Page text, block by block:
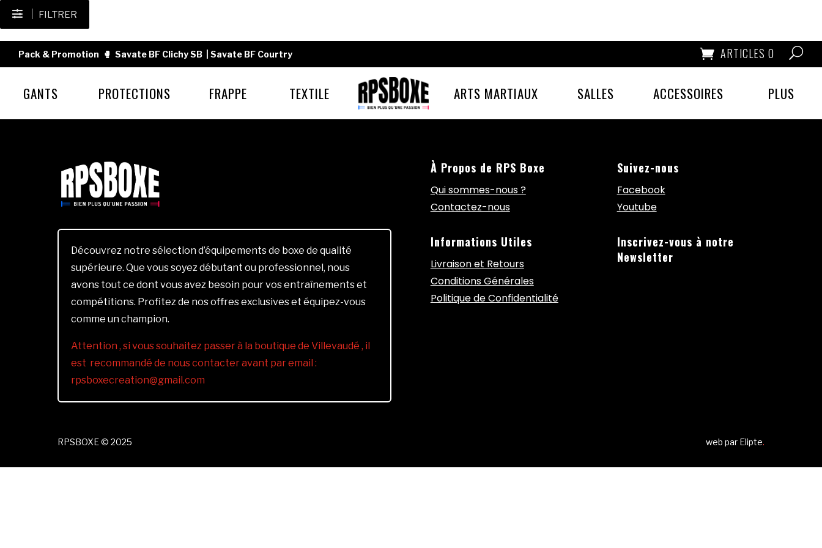
FILTRER
Pack & Promotion 🥊 Savate BF Clichy SB Savate BF Courtry ARTICLES 0
GANTS PROTECTIONS FRAPPE TEXTILE ARTS MARTIAUX SALLES ACCESSOIRES PLUS
Découvrez notre sélection d’équipements de boxe de qualité
supérieure. Que vous soyez débutant ou professionnel, nous
avons tout ce dont vous avez besoin pour vos entraînements et
compétitions. Profitez de nos offres exclusives et équipez-vous
comme un champion.
Attention , si vous souhaitez passer à la boutique de Villevaudé , il
est recommandé de nous contacter avant par email :
rpsboxecreation@gmail.com
À Propos de RPS Boxe
Qui sommes-nous ?
Contactez-nous
Informations Utiles
Livraison et Retours
Conditions Générales
Politique de Confidentialité
Suivez-nous
Facebook
Youtube
Inscrivez-vous à notre
Newsletter
RPSBOXE © 2025 web par Elipte.